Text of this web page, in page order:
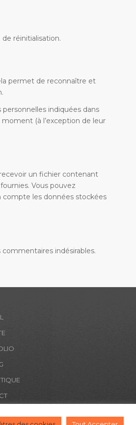
réinitialisation.
permet de reconnaître et
indiquées dans
(à l’exception de leur
un fichier contenant
Vous pouvez
compte les données stockées
indésirables.